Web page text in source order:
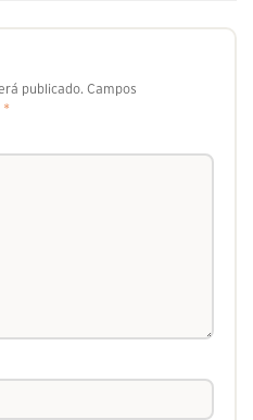
publicado. Campos
*